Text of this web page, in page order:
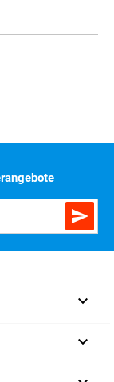


